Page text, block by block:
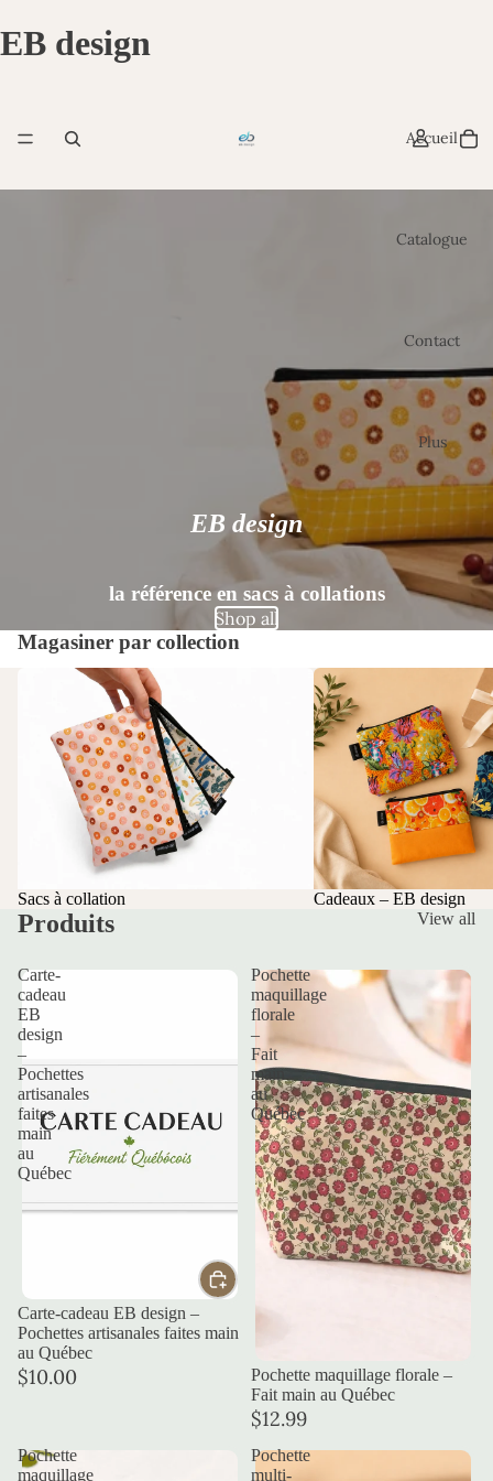
EB design
Accueil
Catalogue
Contact
Plus
EB design
la référence en sacs à collations
Shop all
Magasiner par collection
Sacs à collation
Sacs à collation
Cadeaux – EB design
Cadeaux – EB design
Produits View all
Carte-
cadeau
EB
design
–
Pochettes
artisanales
faites
main
au
Québec
Carte-cadeau EB design –
Pochettes artisanales faites main
au Québec
$10.00
Pochette
maquillage
florale
–
Fait
main
au
Québec
Épuisé
Pochette maquillage florale –
Fait main au Québec
$12.99
Pochette
maquillage
Pochette
multi-